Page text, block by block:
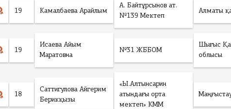
19 Камалбаева Арайлым
А. Байтұрсынов ат.
№139 Мектеп
Алматы
19
Исаева Айым
Маратовна
№31 ЖББОМ
Шығыс
облысы
18
Саттигулова Айгерим
Берикқызы
«Ы.Алтынсарин
атындағы орта
мектеп» КММ